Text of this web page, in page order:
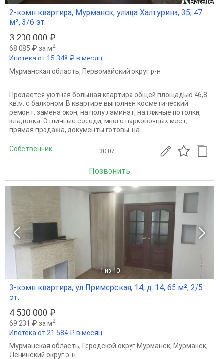
2-комн квартира, Мурманск, улица Халтурина, 35, 47
м², 3/6 эт.
3 200 000 ₽
68 085 ₽ за м2
Ипотека от 15 348 ₽ в месяц
Мурманская область, Первомайский округ р-н
Продается уютная большая квартира общей площадью 46,8
кв.м. с балконом. В квартире выполнен косметический
ремонт: замена окон, на полу ламинат, натяжные потолки,
кладовка. Отличные соседи, много парковочных мест,
прямая продажа, документы готовы. на...
Собственник 30.07
Позвонить
1 из 10
3-комн квартира, ул Приморская, 14, д. 14, 65 м², 2/5
эт.
4 500 000 ₽
69 231 ₽ за м2
Ипотека от 21 584 ₽ в месяц
Мурманская область, Городской округ Мурманск, Мурманск,
Ленинский округ р-н